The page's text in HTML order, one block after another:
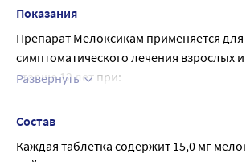
Рекомендуемая доза:
При необходимости, Ваш лечащий врач
Ревматоидный артрит: 15 мг в сутки.
дозу до 7,5 мг в сутки.
Анкилозирующий спондилит: 15 мг в
Показания
Препарат Мелоксикам применяется для
симптоматического лечения взрослых и
старше 12 лет при:
повреждение хрящей и окружающих
дегенеративные заболевания
Развернуть
Состав
Каждая таблетка содержит 15,0 мг